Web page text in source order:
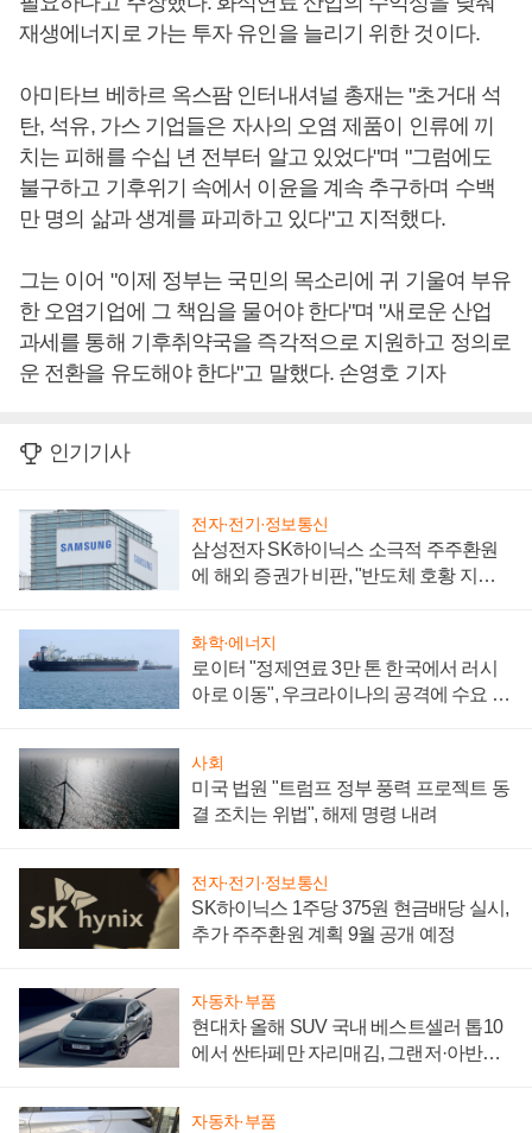
재생에너지로 가는 투자 유인을 늘리기 위한 것이다.
아미타브 베하르 옥스팜 인터내셔널 총재는 "초거대 석
탄, 석유, 가스 기업들은 자사의 오염 제품이 인류에 끼
치는 피해를 수십 년 전부터 알고 있었다"며 "그럼에도
불구하고 기후위기 속에서 이윤을 계속 추구하며 수백
만 명의 삶과 생계를 파괴하고 있다"고 지적했다.
그는 이어 "이제 정부는 국민의 목소리에 귀 기울여 부유
한 오염기업에 그 책임을 물어야 한다"며 "새로운 산업
과세를 통해 기후취약국을 즉각적으로 지원하고 정의로
운 전환을 유도해야 한다"고 말했다. 손영호 기자
인기기사
전자·전기·정보통신
삼성전자 SK하이닉스 소극적 주주환원
에 해외 증권가 비판, "반도체 호황 지속
화학·에너지
로이터 "정제연료 3만 톤 한국에서 러시
아로 이동", 우크라이나의 공격에 수요 늘
사회
미국 법원 "트럼프 정부 풍력 프로젝트 동
결 조치는 위법", 해제 명령 내려
전자·전기·정보통신
SK하이닉스 1주당 375원 현금배당 실시,
추가 주주환원 계획 9월 공개 예정
자동차·부품
현대차 올해 SUV 국내 베스트셀러 톱10
에서 싼타페만 자리매김, 그랜저·아반떼
자동차·부품